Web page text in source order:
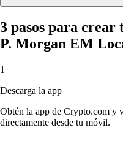
3 pasos para crear
P. Morgan EM
1
Descarga la app
Obtén la app de Crypto.com y
directamente desde tu móvil.